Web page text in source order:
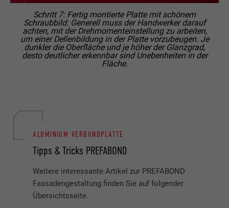
Schritt 7: Fertig montierte Platte mit schönem
Schraubbild: Generell muss der Handwerker darauf
achten, mit der Drehmomenteinstellung zu arbeiten,
um einer Dellenbildung in der Platte vorzubeugen. Je
dunkler die Oberfläche und je höher der Glanzgrad,
desto deutlicher erkennbar sind Unebenheiten in der
Fläche.
Tipps & Tricks PREFABOND
ALUMINIUM VERBUNDPLATTE
Weitere interessante Artikel zur PREFABOND
Fassadengestaltung finden Sie auf folgender
Übersichtsseite.